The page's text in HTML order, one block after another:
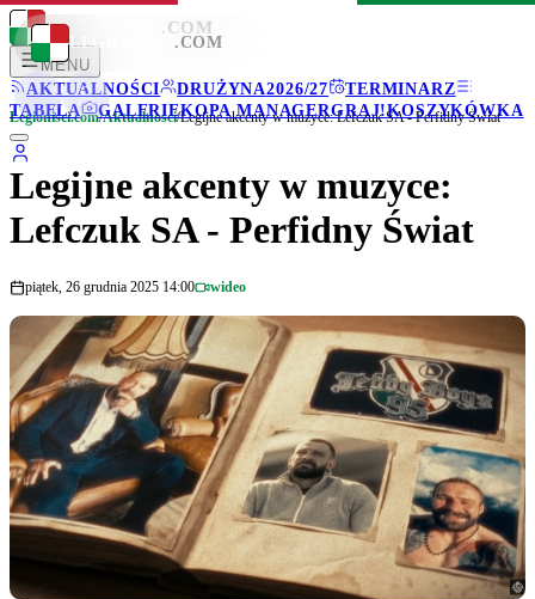
LEGIONISCI .COM
MENU
AKTUALNOŚCI
DRUŻYNA2026/27
TERMINARZ
TABELA
GALERIEKOPA MANAGERGRAJ!KOSZYKÓWKA
LEGIONISCI .COM
Legionisci.com/Aktualności/Legijne akcenty w muzyce: Lefczuk SA - Perfidny Świat
Legijne akcenty w muzyce:
Lefczuk SA - Perfidny Świat
piątek, 26 grudnia 2025 14:00 wideo